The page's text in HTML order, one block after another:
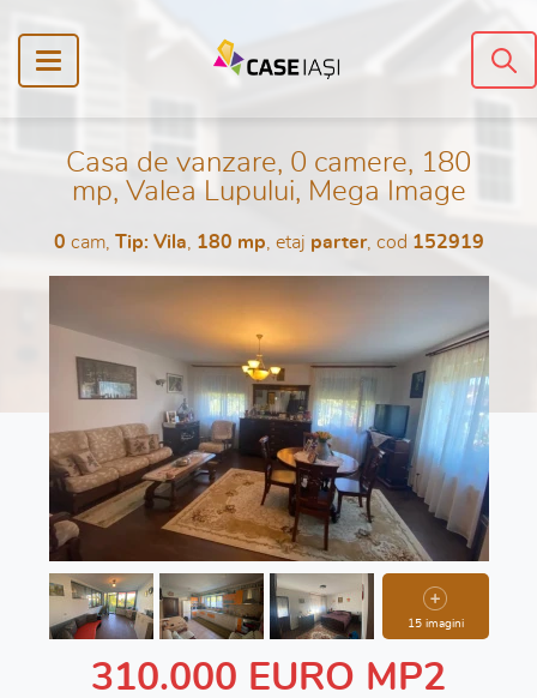
Casa de vanzare, 0 camere, 180
mp, Valea Lupului, Mega Image
0 cam, Tip: Vila 180 mp , etaj parter, cod 152919
15 imagini
310.000 EURO MP2